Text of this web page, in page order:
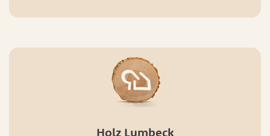
Holz Lumbeck